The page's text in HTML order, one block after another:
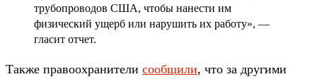
трубопроводов США, чтобы нанести им
физический ущерб или нарушить их работу», —
гласит отчет.
Также правоохранители сообщили, что за другими